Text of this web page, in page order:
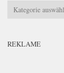
Kategorien
REKLAME